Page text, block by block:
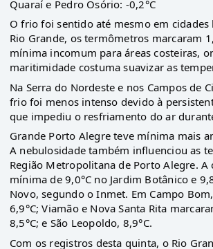
Quaraí e Pedro Osório: -0,2°C
O frio foi sentido até mesmo em cidades
Rio Grande, os termômetros marcaram
mínima incomum para áreas costeiras,
maritimidade costuma suavizar as
Na Serra do Nordeste e nos Campos de
frio foi menos intenso devido à
que impediu o resfriamento do ar
Grande Porto Alegre teve mínima mais
A nebulosidade também influenciou as
Região Metropolitana de Porto Alegre. A
mínima de 9,0°C no Jardim Botânico e
Novo, segundo o Inmet. Em Campo
6,9°C; Viamão e Nova Santa Rita
8,5°C; e São Leopoldo, 8,9°C.
Com os registros desta quinta, o Rio